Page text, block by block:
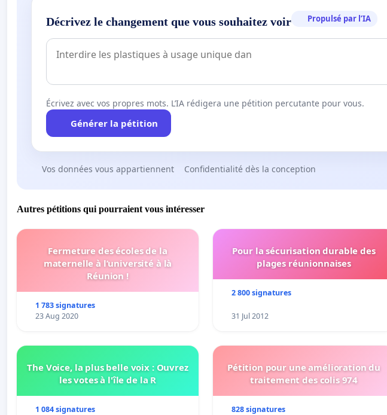
Décrivez le changement que vous souhaitez voir Propulsé par l’IA
Écrivez avec vos propres mots. L’IA rédigera une pétition percutante pour vous.
Générer la pétition
Vos données vous appartiennent Confidentialité dès la conception
Autres pétitions qui pourraient vous intéresser
Fermeture des écoles de la
maternelle à l’université à là
Réunion !
1 783 signatures
23 Aug 2020
Pour la sécurisation durable des
plages réunionnaises
2 800 signatures
31 Jul 2012
The Voice, la plus belle voix : Ouvrez
les votes à l'île de la R
1 084 signatures
Pétition pour une amélioration du
traitement des colis 974
828 signatures